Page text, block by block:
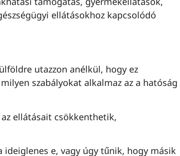
ellátásokhoz kapcsolódó
utazzon anélkül, hogy ez
szabályokat alkalmaz az a hatóság
ellátásait csökkenthetik,
e, vagy úgy tűnik, hogy másik